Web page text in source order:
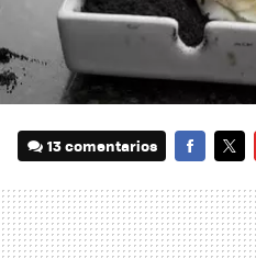
13 comentarios